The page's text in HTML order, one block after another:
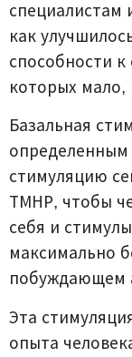
специалистам
как
способности
которых мало,
Базальная
определенным
стимуляцию
ТМНР, чтобы
себя и
максимально
побуждающем
Эта
опыта